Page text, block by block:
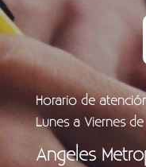
Horario de
Lunes a Viernes
Ángeles